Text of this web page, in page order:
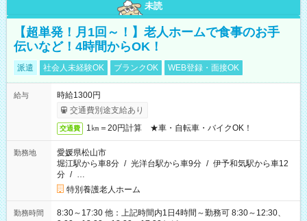
未読
【超単発！月1回～！】老人ホームで食事のお手
伝いなど！4時間からOK！
派遣 社会人未経験OK ブランクOK WEB登録・面接OK
給与
時給1300円
交通費別途支給あり
交通費 1㎞＝20円計算 ★車・自転車・バイクOK！
勤務地
愛媛県松山市
堀江駅から車8分 / 光洋台駅から車9分 / 伊予和気駅から車12
分 / …
特別養護老人ホーム
勤務時間
8:30～17:30 他：上記時間内1日4時間～勤務可 8:30～12:30、